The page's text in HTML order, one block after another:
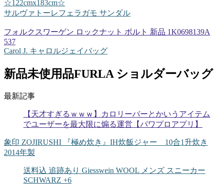
☆122cmx183cm☆
サルヴァトーレフェラガモ サンダル
フォルクスワーゲン ロックナット ボルト 新品 1K0698139A
537
Carol J. キャロルジェイバッグ
新品未使用品FURLA ショルダーバッグ
最新記事
【天才すぎるｗｗｗ】カロリーバーとかいうアイテム
でユーザーを最大限に煽る運営【パワプロアプリ】
象印 ZOJIRUSHI 『極め炊き』IH炊飯ジャー 10合1升炊き
2014年製
送料込 追跡あり Giesswein WOOL メンズ スニーカー
SCHWARZ +6